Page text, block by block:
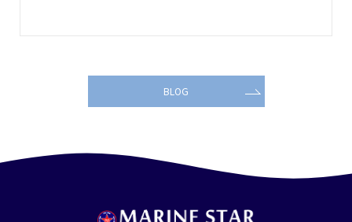
BLOG